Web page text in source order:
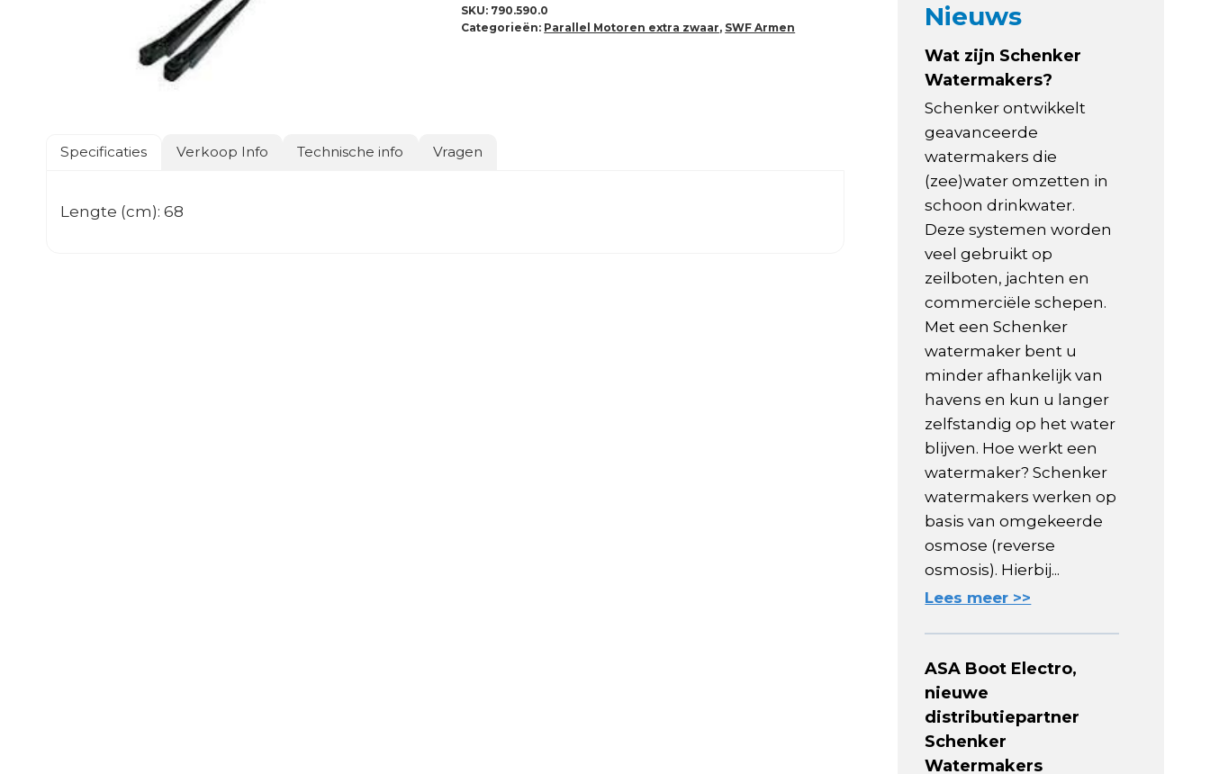
SKU: 790.590.0
Categorieën: Parallel Motoren extra zwaar, SWF Armen
Specificaties Verkoop Info Technische info Vragen
Lengte (cm): 68
Nieuws
Wat zijn Schenker
Watermakers?
Schenker ontwikkelt
geavanceerde
watermakers die
(zee)water omzetten in
schoon drinkwater.
Deze systemen worden
veel gebruikt op
zeilboten, jachten en
commerciële schepen.
Met een Schenker
watermaker bent u
minder afhankelijk van
havens en kun u langer
zelfstandig op het water
blijven. Hoe werkt een
watermaker? Schenker
watermakers werken op
basis van omgekeerde
osmose (reverse
osmosis). Hierbij...
Lees meer >>
ASA Boot Electro,
nieuwe
distributiepartner
Schenker
Watermakers